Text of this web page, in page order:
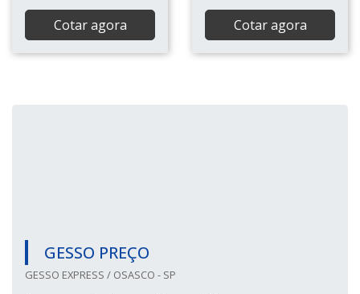
Cotar agora Cotar agora
GESSO PREÇO
GESSO EXPRESS / OSASCO - SP